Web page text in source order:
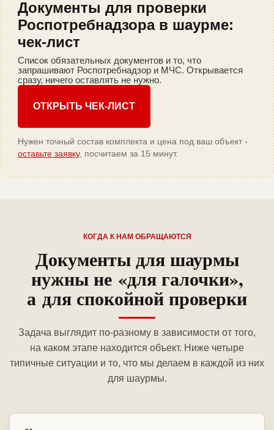
Документы для проверки
Роспотребнадзора в шаурме:
чек-лист
Список обязательных документов и то, что
запрашивают Роспотребнадзор и МЧС. Открывается
сразу, ничего оставлять не нужно.
ОТКРЫТЬ ЧЕК-ЛИСТ
Нужен точный состав комплекта и цена под ваш объект -
оставьте заявку, посчитаем за 15 минут.
КОГДА К НАМ ОБРАЩАЮТСЯ
Документы для шаурмы
нужны не «для галочки»,
а для спокойной проверки
Задача выглядит по-разному в зависимости от того,
на каком этапе находится объект. Ниже четыре
типичные ситуации и то, что мы делаем в каждой из них
для шаурмы.